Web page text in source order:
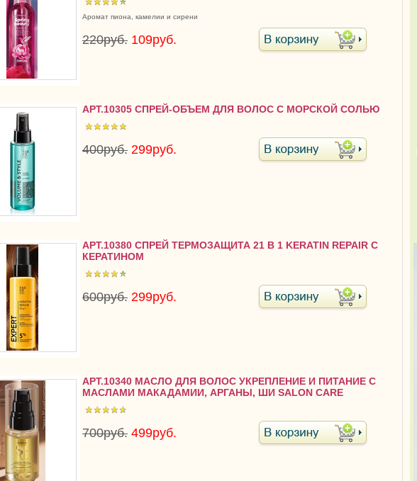
Аромат пиона, камелии и сирени
220руб. 109руб.
АРТ.10305 СПРЕЙ-ОБЪЕМ ДЛЯ ВОЛОС С МОРСКОЙ СОЛЬЮ
400руб. 299руб.
АРТ.10380 СПРЕЙ ТЕРМОЗАЩИТА 21 В 1 KERATIN REPAIR С
КЕРАТИНОМ
600руб. 299руб.
АРТ.10340 МАСЛО ДЛЯ ВОЛОС УКРЕПЛЕНИЕ И ПИТАНИЕ С
МАСЛАМИ МАКАДАМИИ, АРГАНЫ, ШИ SALON CARE
700руб. 499руб.